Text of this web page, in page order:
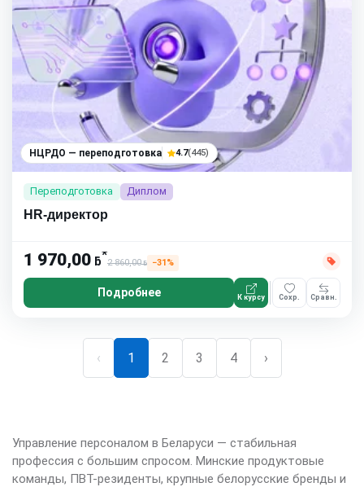
НЦРДО — переподготовка 4.7(445)
Переподготовка Диплом
HR-директор
1 970,00 ƃ*
2 860,00ƃ −31%
Подробнее К курсу Сохр. Сравн.
‹ 1 2 3 4 ›
Управление персоналом в Беларуси — стабильная
профессия с большим спросом. Минские продуктовые
команды, ПВТ-резиденты, крупные белорусские бренды и